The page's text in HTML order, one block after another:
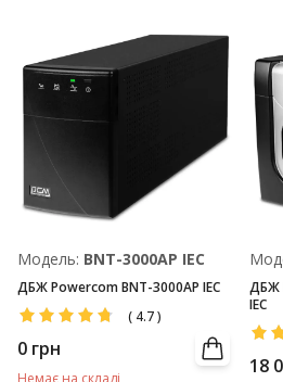
Модель: BNT-3000AP IEC
ДБЖ Powercom BNT-3000AP IEC
( 4.7)
0 грн
Немає на складі
ДБЖ
IEC
18